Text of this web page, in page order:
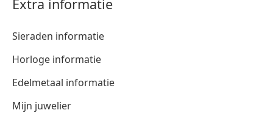
Extra informatie
Sieraden informatie
Horloge informatie
Edelmetaal informatie
Mijn juwelier